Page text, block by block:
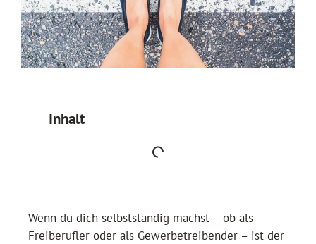
Inhalt
Wenn du dich selbstständig machst – ob als
Freiberufler oder als Gewerbetreibender – ist der